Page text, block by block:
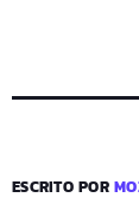
ESCRITO POR